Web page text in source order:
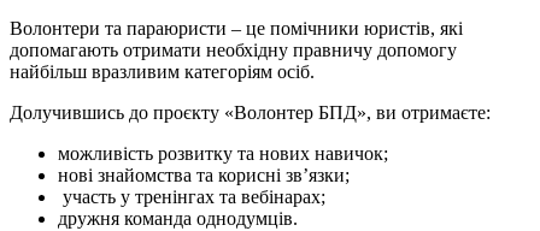
Волонтери та параюристи – це помічники юристів, які
допомагають отримати необхідну правничу допомогу
найбільш вразливим категоріям осіб.
Долучившись до проєкту «Волонтер БПД», ви отримаєте:
можливість розвитку та нових навичок;
нові знайомства та корисні зв’язки;
участь у тренінгах та вебінарах;
дружня команда однодумців.